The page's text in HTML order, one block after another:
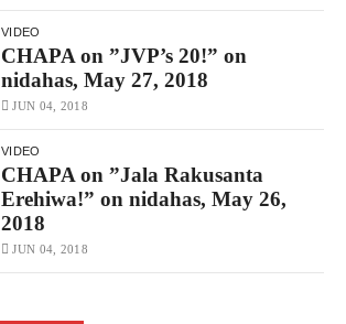
VIDEO
CHAPA on ”JVP’s 20!” on
nidahas, May 27, 2018
JUN 04, 2018
VIDEO
CHAPA on ”Jala Rakusanta
Erehiwa!” on nidahas, May 26,
2018
JUN 04, 2018